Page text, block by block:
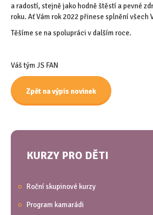
a radostí, stejně jako hodně štěstí a pevné
roku. Ať Vám rok 2022 přinese splnění všech
Těšíme se na spolupráci v dalším roce.
Váš tým JS FAN
Zpět na výpis novinek
KURZY PRO DĚTI
Roční skupinové kurzy
Program kamarádi